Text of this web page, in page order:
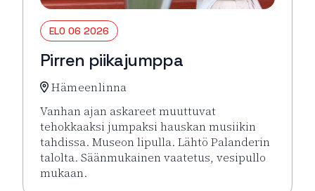
ELO 06 2026
Pirren piikajumppa
Hämeenlinna
Vanhan ajan askareet muuttuvat
tehokkaaksi jumpaksi hauskan musiikin
tahdissa. Museon lipulla. Lähtö Palanderin
talolta. Säänmukainen vaatetus, vesipullo
mukaan.